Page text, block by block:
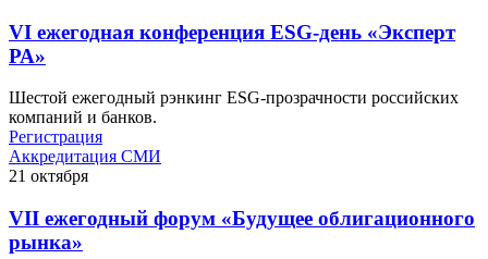
VI ежегодная конференция ESG-день «Эксперт
РА»
Шестой ежегодный рэнкинг ESG-прозрачности российских
компаний и банков.
Регистрация
Аккредитация СМИ
21 октября
VII ежегодный форум «Будущее облигационного
рынка»